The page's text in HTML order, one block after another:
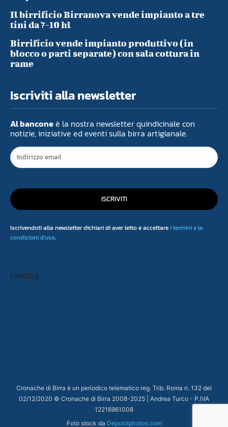
Il birrificio Birranova vende impianto a tre
tini da 7-10 hl
Birrificio vende impianto produttivo (in
blocco o parti separate) con sala cottura in
rame
Iscriviti alla newsletter
Al banconeè la nostra newsletter quindicinale con
notizie, iniziative ed eventi sulla birra artigianale.
ISCRIVITI
Iscrivendoti alla newsletter dichiari di aver letto e accettarei termini e le
condizioni d'uso.
Loading...
Cronache di Birra è un periodico telematico reg. Trib. Roma n. 132 del
02/12/2020 © Cronache di Birra 2008-2025 | Andrea Turco - P.IVA
12216961008
Foto stock da Depositphotos.com